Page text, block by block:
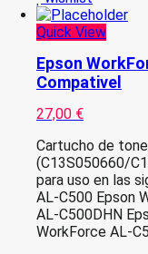
Quick View
Epson
Compativel
27,00 €
Cartucho de
(C13S050660/
para uso en las
AL-C500 Epson
AL-C500DHN
WorkForce AL-